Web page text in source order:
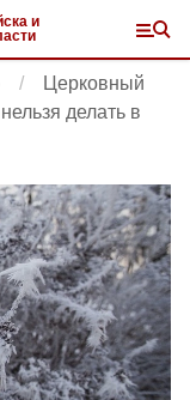
и
Церковный
делать в